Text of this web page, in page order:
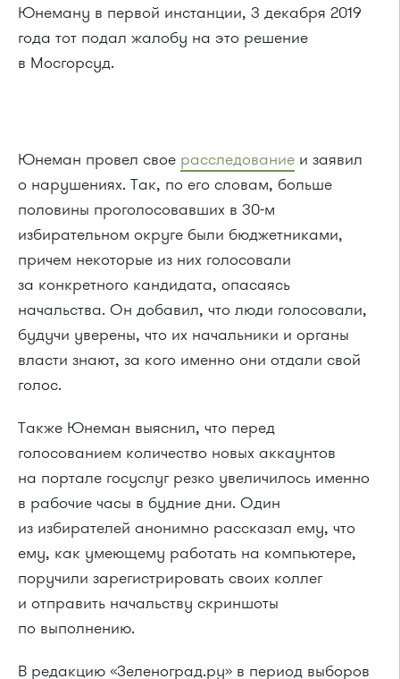
Юнеману в первой инстанции, 3 декабря 2019
года тот подал жалобу на это решение
в Мосгорсуд.
Юнеман провел свое расследование и заявил
о нарушениях. Так, по его словам, больше
половины проголосовавших в 30-м
избирательном округе были бюджетниками,
причем некоторые из них голосовали
за конкретного кандидата, опасаясь
начальства. Он добавил, что люди голосовали,
будучи уверены, что их начальники и органы
власти знают, за кого именно они отдали свой
голос.
Также Юнеман выяснил, что перед
голосованием количество новых аккаунтов
на портале госуслуг резко увеличилось именно
в рабочие часы в будние дни. Один
из избирателей анонимно рассказал ему, что
ему, как умеющему работать на компьютере,
поручили зарегистрировать своих коллег
и отправить начальству скриншоты
по выполнению.
В редакцию «Зеленоград.ру» в период выборов